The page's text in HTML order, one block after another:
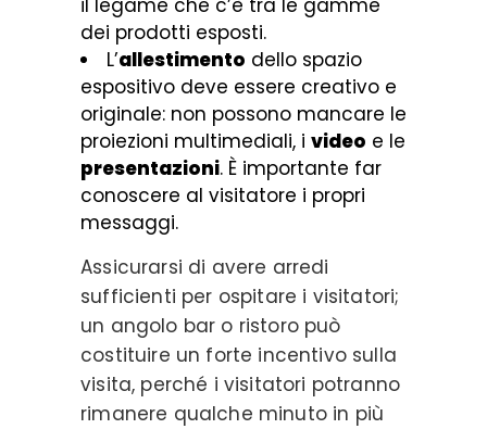
il legame che c’è tra le gamme
dei prodotti esposti.
L’allestimento dello spazio
espositivo deve essere creativo e
originale: non possono mancare le
proiezioni multimediali, i video e le
presentazioni. È importante far
conoscere al visitatore i propri
messaggi.
Assicurarsi di avere arredi
sufficienti per ospitare i visitatori;
un angolo bar o ristoro può
costituire un forte incentivo sulla
visita, perché i visitatori potranno
rimanere qualche minuto in più